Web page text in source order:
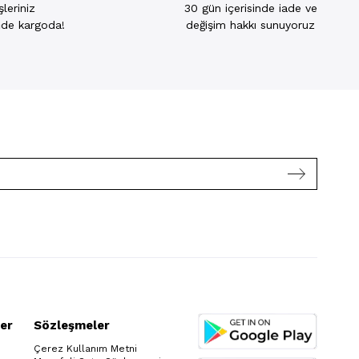
alışma sürecini rahat bir şekilde
giysi altından belli olmasını engeller.
sağlayarak güvenli bir deneyim
kargoda!
30 gün içerisinde iade ve
değişim hakkı sunuyoruz
Sözleşmeler
Çerez Kullanım Metni